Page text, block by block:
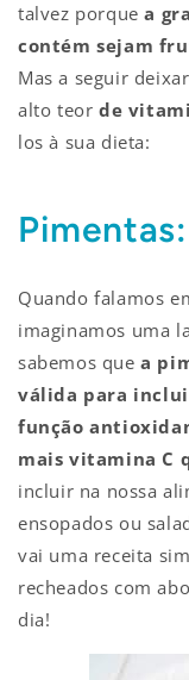
talvez porquea
contém sejam
Mas a seguir
alto teor de
los à sua dieta:
Pimentas:
Quando falamos
imaginamos uma
sabemos quea
válida para
função
mais vitamina C
incluir na nossa
ensopados ou
vai uma receita
recheados com
dia!